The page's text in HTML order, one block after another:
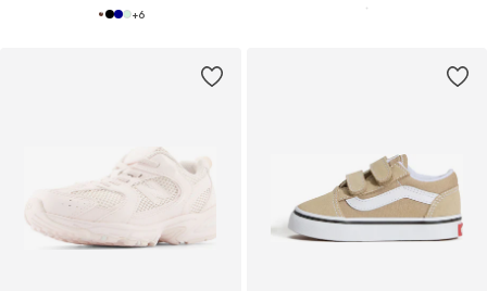
+6